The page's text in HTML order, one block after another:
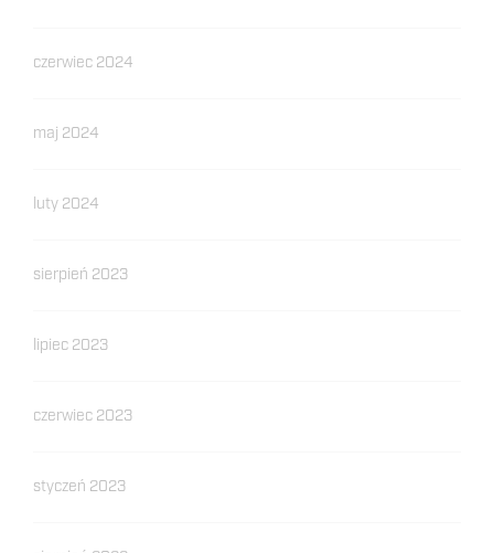
czerwiec 2024
maj 2024
luty 2024
sierpień 2023
lipiec 2023
czerwiec 2023
styczeń 2023